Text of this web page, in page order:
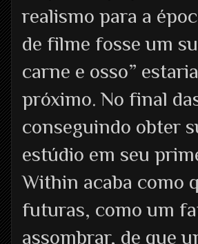
realismo para a
de filme fosse um
carne e osso”
próximo. No final
conseguindo obter
estúdio em seu
Within acaba como
futuras, como um
assombrar, de que